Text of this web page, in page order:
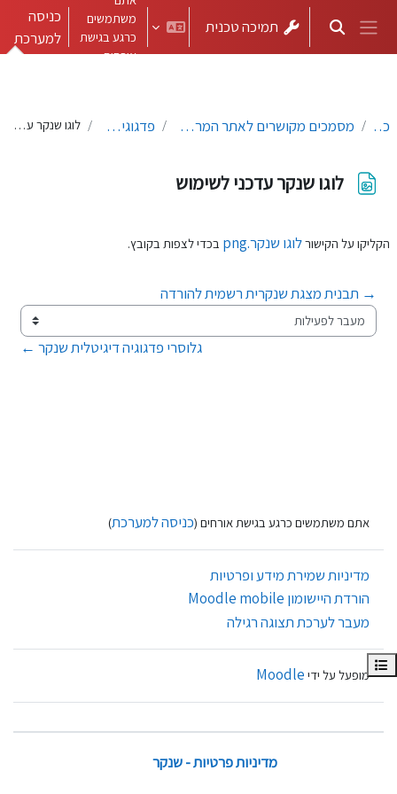
דילוג לתוכן הראשי
חלון סקירה צדדי
הצגה או הסתרה של קלט חיפוש
תמיכה טכנית
משתמשים
כרגע בגישת
אורחים
כניסה
למערכת
רשימת הנושאים בקורס
כללי מסמכים מקושרים לאתר המרכז למצוינות בהוראה פדגוגיה חדשנית לוגו שנקר עדכני לשימוש
לוגו שנקר עדכני לשימוש
הקליקו על הקישורלוגו שנקר.png בכדי לצפות בקובץ.
→ תבנית מצגת שנקרית רשמית להורדה
מעבר לפעילות
גלוסרי פדגוגיה דיגיטלית שנקר ←
אתם משתמשים כרגע בגישת אורחים (כניסה למערכת)
מדיניות שמירת מידע ופרטיות
הורדת היישומון Moodle mobile
מעבר לערכת תצוגה רגילה
מופעל על ידי Moodle
מדיניות פרטיות - שנקר